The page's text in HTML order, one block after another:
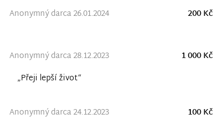
Anonymný darca 26.01.2024 200 Kč
Anonymný darca 28.12.2023
1 000 Kč
„Přeji lepší život“
Anonymný darca 24.12.2023 100 Kč